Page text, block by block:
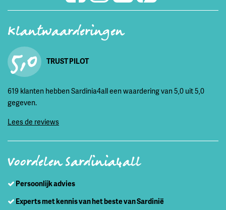
Klantwaarderingen
5,0 TRUST PILOT
619 klanten hebben Sardinia4all een waardering van 5,0 uit 5,0
gegeven.
Lees de reviews
Voordelen Sardinia4all
Persoonlijk advies
Experts met kennis van het beste van Sardinië